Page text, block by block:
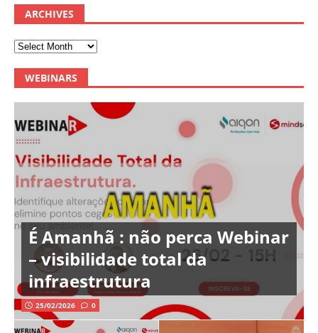
ARCHIVES
WEBINARS
É Amanhã : não perca Webinar
– visibilidade total da
infraestrutura
25/02/2026 0